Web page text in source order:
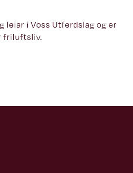
leiar i Voss Utferdslag og er
friluftsliv.